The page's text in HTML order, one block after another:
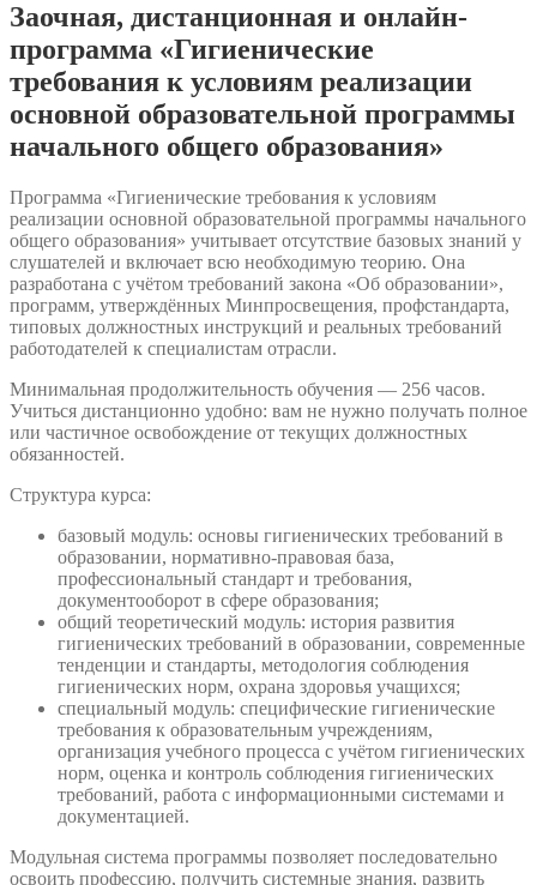
Заочная, дистанционная и онлайн-
программа «Гигиенические
требования к условиям реализации
основной образовательной программы
начального общего образования»
Программа «Гигиенические требования к условиям
реализации основной образовательной программы начального
общего образования» учитывает отсутствие базовых знаний у
слушателей и включает всю необходимую теорию. Она
разработана с учётом требований закона «Об образовании»,
программ, утверждённых Минпросвещения, профстандарта,
типовых должностных инструкций и реальных требований
работодателей к специалистам отрасли.
Минимальная продолжительность обучения — 256 часов.
Учиться дистанционно удобно: вам не нужно получать полное
или частичное освобождение от текущих должностных
обязанностей.
Структура курса:
базовый модуль: основы гигиенических требований в
образовании, нормативно-правовая база,
профессиональный стандарт и требования,
документооборот в сфере образования;
общий теоретический модуль: история развития
гигиенических требований в образовании, современные
тенденции и стандарты, методология соблюдения
гигиенических норм, охрана здоровья учащихся;
специальный модуль: специфические гигиенические
требования к образовательным учреждениям,
организация учебного процесса с учётом гигиенических
норм, оценка и контроль соблюдения гигиенических
требований, работа с информационными системами и
документацией.
Модульная система программы позволяет последовательно
освоить профессию, получить системные знания, развить